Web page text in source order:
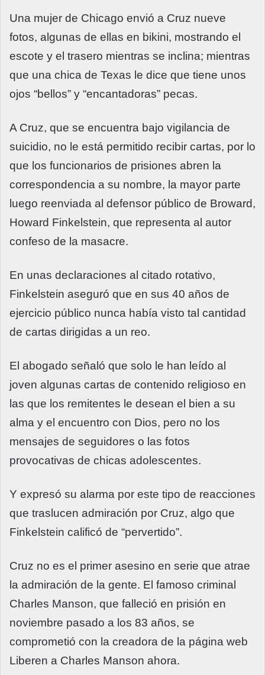
Una mujer de Chicago envió a Cruz nueve
fotos, algunas de ellas en bikini, mostrando el
escote y el trasero mientras se inclina; mientras
que una chica de Texas le dice que tiene unos
ojos “bellos” y “encantadoras” pecas.
A Cruz, que se encuentra bajo vigilancia de
suicidio, no le está permitido recibir cartas, por lo
que los funcionarios de prisiones abren la
correspondencia a su nombre, la mayor parte
luego reenviada al defensor público de Broward,
Howard Finkelstein, que representa al autor
confeso de la masacre.
En unas declaraciones al citado rotativo,
Finkelstein aseguró que en sus 40 años de
ejercicio público nunca había visto tal cantidad
de cartas dirigidas a un reo.
El abogado señaló que solo le han leído al
joven algunas cartas de contenido religioso en
las que los remitentes le desean el bien a su
alma y el encuentro con Dios, pero no los
mensajes de seguidores o las fotos
provocativas de chicas adolescentes.
Y expresó su alarma por este tipo de reacciones
que traslucen admiración por Cruz, algo que
Finkelstein calificó de “pervertido”.
Cruz no es el primer asesino en serie que atrae
la admiración de la gente. El famoso criminal
Charles Manson, que falleció en prisión en
noviembre pasado a los 83 años, se
comprometió con la creadora de la página web
Liberen a Charles Manson ahora.